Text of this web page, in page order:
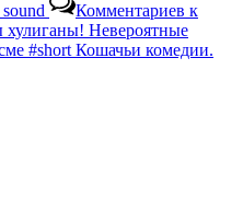
sound Комментариев к
Невероятные
#short Кошачьи комедии.